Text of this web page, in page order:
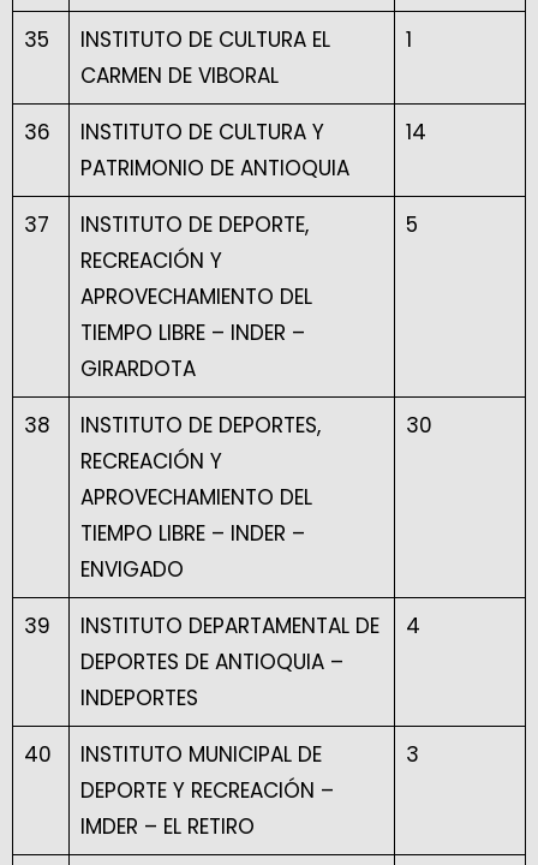
35
INSTITUTO DE CULTURA EL
CARMEN DE VIBORAL
1
36
INSTITUTO DE CULTURA Y
PATRIMONIO DE ANTIOQUIA
14
37
INSTITUTO DE DEPORTE,
RECREACIÓN Y
APROVECHAMIENTO DEL
TIEMPO LIBRE – INDER –
GIRARDOTA
5
38
INSTITUTO DE DEPORTES,
RECREACIÓN Y
APROVECHAMIENTO DEL
TIEMPO LIBRE – INDER –
ENVIGADO
30
39
INSTITUTO DEPARTAMENTAL DE
DEPORTES DE ANTIOQUIA –
INDEPORTES
4
40
INSTITUTO MUNICIPAL DE
DEPORTE Y RECREACIÓN –
IMDER – EL RETIRO
3